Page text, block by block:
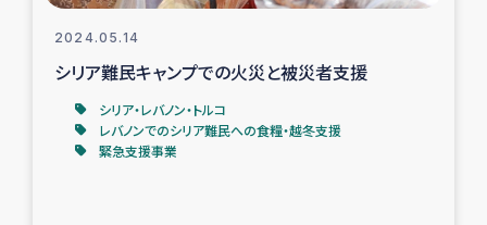
2024.05.14
シリア難民キャンプでの火災と被災者支援
シリア・レバノン・トルコ
レバノンでのシリア難民への食糧・越冬支援
緊急支援事業